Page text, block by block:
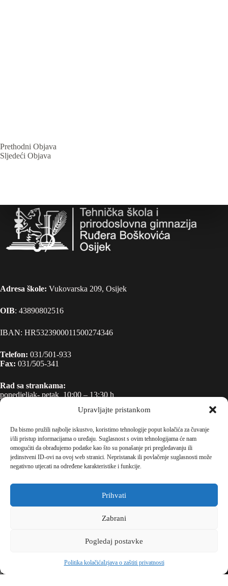
Upravljajte pristankom
Da bismo pružili najbolje iskustvo, koristimo tehnologije poput kolačića za čuvanje
i/ili pristup informacijama o uređaju. Suglasnost s ovim tehnologijama će nam
omogućiti da obrađujemo podatke kao što su ponašanje pri pregledavanju ili
jedinstveni ID-ovi na ovoj web stranici. Nepristanak ili povlačenje suglasnosti može
negativno utjecati na određene karakteristike i funkcije.
Prihvati
Zabrani
Pogledaj postavke
Politika kolačićaIzjava o zaštiti privatnosti
Prethodni Objava
Sljedeći Objava
Adresa škole: Vukovarska 209, Osijek
OIB: 43890802516
IBAN: HR5323900011500274346
Telefon: 031/501-933
Fax: 031/505-341
Rad sa strankama:
ponedjeljak- petak 10:00 – 13:30 h
Ravnateljica: Nada Pitinac, dipl. ing.
e-mail:ured@ss-tehnicka-rboskovica-os.skole.hr
Radno vrijeme:
ponedjeljak – petak 7:00 – 15:00 h
Službenik za zaštitu osobnih podataka
szop@ss-tehnicka-rboskovica-os.skole.hr
Copyright © 2026 - Created by RuđericaPolitika
privatnosti